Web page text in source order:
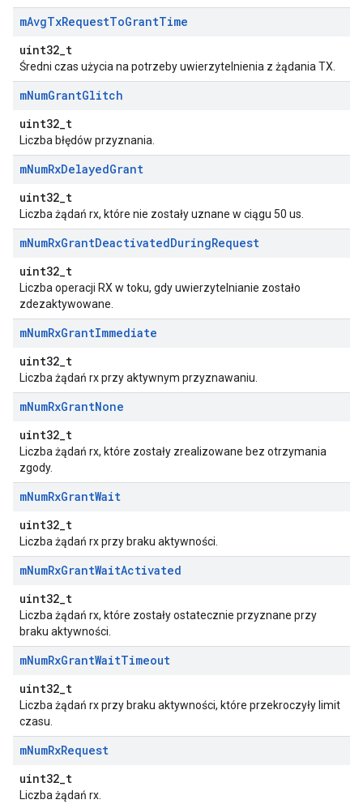
mAvgTxRequestToGrantTime
uint32_t
Średni czas użycia na potrzeby uwierzytelnienia z żądania TX.
mNumGrantGlitch
uint32_t
Liczba błędów przyznania.
mNumRxDelayedGrant
uint32_t
Liczba żądań rx, które nie zostały uznane w ciągu 50 us.
mNumRxGrantDeactivatedDuringRequest
uint32_t
Liczba operacji RX w toku, gdy uwierzytelnianie zostało
zdezaktywowane.
mNumRxGrantImmediate
uint32_t
Liczba żądań rx przy aktywnym przyznawaniu.
mNumRxGrantNone
uint32_t
Liczba żądań rx, które zostały zrealizowane bez otrzymania
zgody.
mNumRxGrantWait
uint32_t
Liczba żądań rx przy braku aktywności.
mNumRxGrantWaitActivated
uint32_t
Liczba żądań rx, które zostały ostatecznie przyznane przy
braku aktywności.
mNumRxGrantWaitTimeout
uint32_t
Liczba żądań rx przy braku aktywności, które przekroczyły limit
czasu.
mNumRxRequest
uint32_t
Liczba żądań rx.